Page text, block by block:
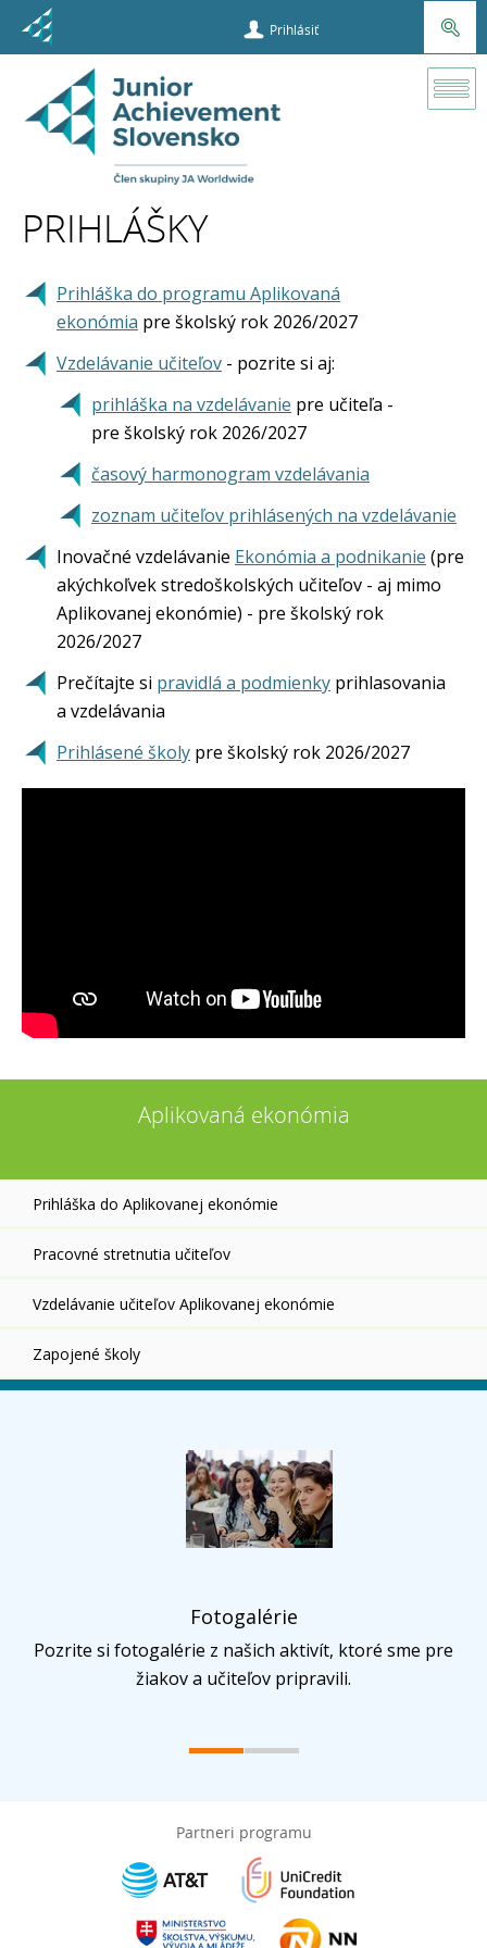
Prihlásiť
PRIHLÁŠKY
Prihláška do programu Aplikovaná
ekonómia pre školský rok 2026/2027
Vzdelávanie učiteľov - pozrite si aj:
prihláška na vzdelávanie pre učiteľa -
pre školský rok 2026/2027
časový harmonogram vzdelávania
zoznam učiteľov prihlásených na vzdelávanie
Inovačné vzdelávanie Ekonómia a podnikanie (pre
akýchkoľvek stredoškolských učiteľov - aj mimo
Aplikovanej ekonómie) - pre školský rok
2026/2027
Prečítajte si pravidlá a podmienky prihlasovania
a vzdelávania
Prihlásené školy pre školský rok 2026/2027
Aplikovaná ekonómia
Prihláška do Aplikovanej ekonómie
Pracovné stretnutia učiteľov
Vzdelávanie učiteľov Aplikovanej ekonómie
Zapojené školy
Fotogalérie
Pozrite si fotogalérie z našich aktivít, ktoré sme pre
žiakov a učiteľov pripravili.
Partneri programu